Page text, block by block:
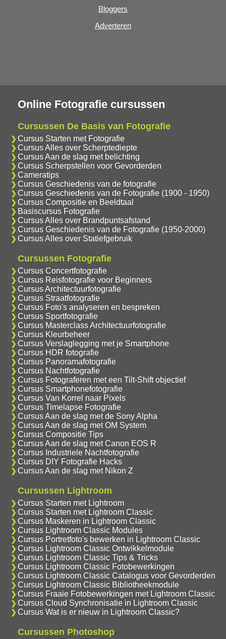
Bloggers
Adverteren
Online Fotografie cursussen
Cursussen De Basis van Fotografie
Cursus Starten met Fotografie
Cursus Alles over Scherptediepte
Cursus Aan de slag met belichting
Cursus Scherpstellen voor Gevorderden
Cameratips
Cursus Geschiedenis van de fotografie
Cursus Geschiedenis van de Fotografie (1900 - 1950)
Cursus Compositie en Beeldtaal
Basiscursus Fotografie
Cursus Alles over Brandpuntsafstand
Cursus Geschiedenis van de Fotografie (1950-2000)
Cursus Alles over Statiefgebruik
Cursussen Fotografie
Cursus Concertfotografie
Cursus Reisfotografie voor Beginners
Cursus Architectuurfotografie
Cursus Straatfotografie
Cursus Foto's analyseren en bespreken
Cursus Sportfotografie
Cursus Masterclass Architectuurfotografie
Cursus Kleurbeheer
Cursus Verslaglegging met je Smartphone
Cursus HDR fotografie
Cursus Panoramafotografie
Cursus Nachtfotografie
Cursus Fotograferen met een Tilt-Shift objectief
Cursus Smartphonefotografie
Cursus Van Korrel naar Pixels
Cursus Timelapse Fotografie
Cursus Aan de slag met de Sony Alpha
Cursus Aan de slag met OM System
Cursus Compositie Tips
Cursus Aan de slag met Canon EOS R
Cursus Industriele Nachtfotografie
Cursus DIY Fotografie Hacks
Cursus Aan de slag met Nikon Z
Cursussen Lightroom
Cursus Starten met Lightroom
Cursus Starten met Lightroom Classic
Cursus Maskeren in Lightroom Classic
Cursus Lightroom Classic Modules
Cursus Portretfoto's bewerken in Lightroom Classic
Cursus Lightroom Classic Ontwikkelmodule
Cursus Lightroom Classic Tips & Tricks
Cursus Lightroom Classic Fotobewerkingen
Cursus Lightroom Classic Catalogus voor Gevorderden
Cursus Lightroom Classic Bibliotheekmodule
Cursus Fraaie Fotobewerkingen met Lightroom Classic
Cursus Cloud Synchronisatie in Lightroom Classic
Cursus Wat is er nieuw in Lightroom Classic?
Cursussen Photoshop